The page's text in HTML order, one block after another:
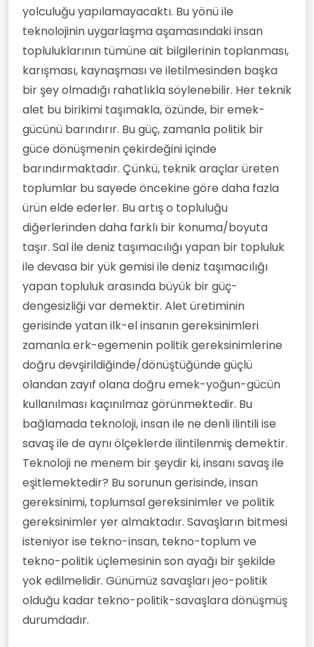
yolculuğu yapılamayacaktı. Bu yönü ile
teknolojinin uygarlaşma aşamasındaki insan
topluluklarının tümüne ait bilgilerinin toplanması,
karışması, kaynaşması ve iletilmesinden başka
bir şey olmadığı rahatlıkla söylenebilir. Her teknik
alet bu birikimi taşımakla, özünde, bir emek-
gücünü barındırır. Bu güç, zamanla politik bir
güce dönüşmenin çekirdeğini içinde
barındırmaktadır. Çünkü, teknik araçlar üreten
toplumlar bu sayede öncekine göre daha fazla
ürün elde ederler. Bu artış o topluluğu
diğerlerinden daha farklı bir konuma/boyuta
taşır. Sal ile deniz taşımacılığı yapan bir topluluk
ile devasa bir yük gemisi ile deniz taşımacılığı
yapan topluluk arasında büyük bir güç-
dengesizliği var demektir. Alet üretiminin
gerisinde yatan ilk-el insanın gereksinimleri
zamanla erk-egemenin politik gereksinimlerine
doğru devşirildiğinde/dönüştüğünde güçlü
olandan zayıf olana doğru emek-yoğun-gücün
kullanılması kaçınılmaz görünmektedir. Bu
bağlamada teknoloji, insan ile ne denli ilintili ise
savaş ile de aynı ölçeklerde ilintilenmiş demektir.
Teknoloji ne menem bir şeydir ki, insanı savaş ile
eşitlemektedir? Bu sorunun gerisinde, insan
gereksinimi, toplumsal gereksinimler ve politik
gereksinimler yer almaktadır. Savaşların bitmesi
isteniyor ise tekno-insan, tekno-toplum ve
tekno-politik üçlemesinin son ayağı bir şekilde
yok edilmelidir. Günümüz savaşları jeo-politik
olduğu kadar tekno-politik-savaşlara dönüşmüş
durumdadır.